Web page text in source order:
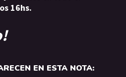
16hs.
EN ESTA NOTA: